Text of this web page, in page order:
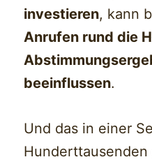
investieren, kann
Anrufen rund die
beeinflussen.
Und das in einer